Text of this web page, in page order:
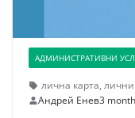
АДМИНИСТРАТИВНИ
лична карта,
Андрей Енев3